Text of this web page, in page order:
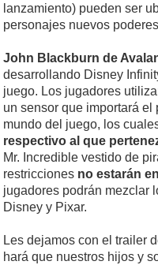
lanzamiento) pueden ser
personajes nuevos
John Blackburn de
desarrollando Disney
juego. Los jugadores
un sensor que importará el
mundo del juego, los
respectivo al que
Mr. Incredible vestido de
restricciones no estarán
jugadores podrán mezclar
Disney y Pixar.
Les dejamos con el trailer
hará que nuestros hijos y